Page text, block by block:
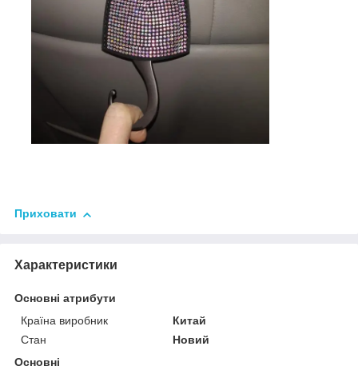
Приховати
Характеристики
Основні атрибути
Країна виробник
Китай
Стан
Новий
Основні